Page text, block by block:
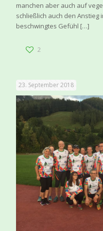
manchen aber auch auf
schließlich auch den Anstieg
beschwingtes Gefühl […]
2
23. September 2018